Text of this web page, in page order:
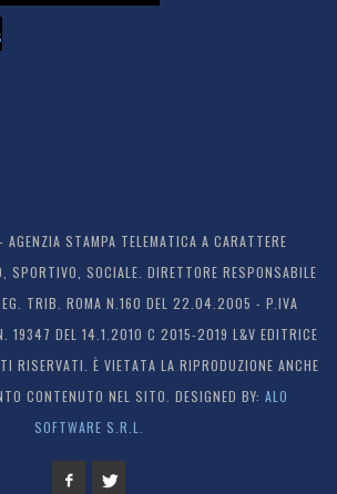
AGENZIA STAMPA TELEMATICA A CARATTERE
SPORTIVO, SOCIALE. DIRETTORE RESPONSABILE
TRIB. ROMA N.160 DEL 22.04.2005 - P.IVA
DEL 14.1.2010 C 2015-2019 L&V EDITRICE
È VIETATA LA RIPRODUZIONE ANCHE
CONTENUTO NEL SITO. DESIGNED BY: ALO
SOFTWARE S.R.L.